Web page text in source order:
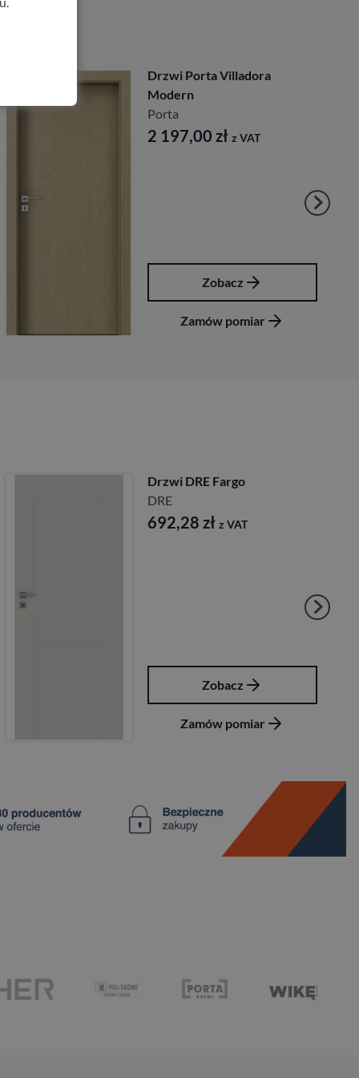
Drzwi Porta Villadora
Modern
Porta
2 197,00 zł z VAT
Zobacz
Zamów pomiar
Drzwi DRE Fargo
DRE
692,28 zł z VAT
Zobacz
Zamów pomiar